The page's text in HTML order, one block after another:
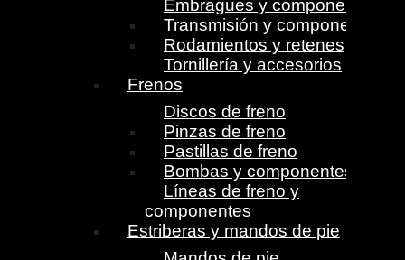
Embragues y componentes
Transmisión y componentes
Rodamientos y retenes
Tornillería y accesorios
Frenos
Discos de freno
Pinzas de freno
Pastillas de freno
Bombas y componentes
Líneas de freno y
componentes
Estriberas y mandos de pie